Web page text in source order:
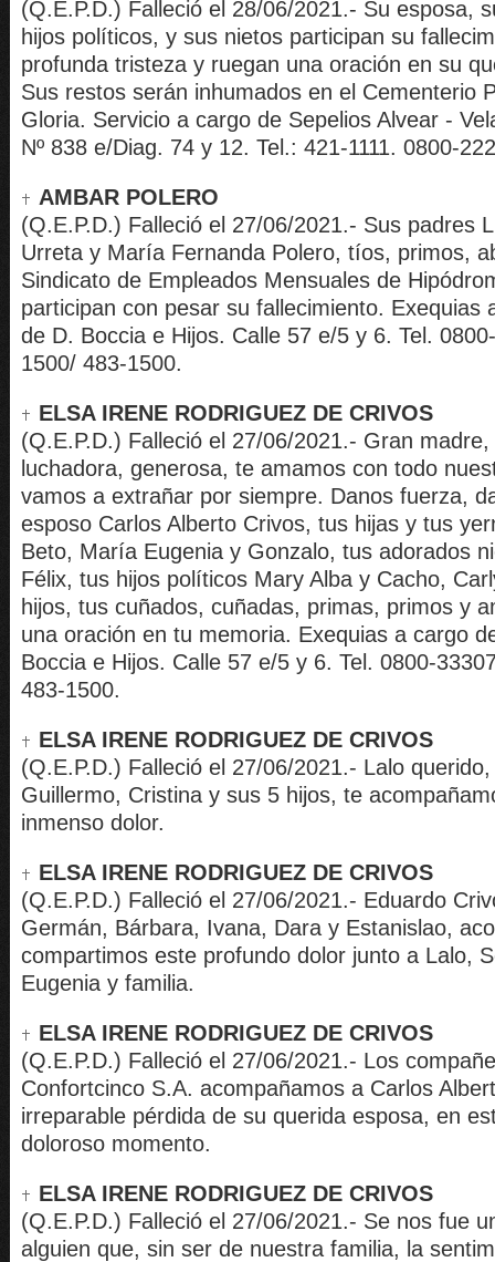
(Q.E.P.D.) Falleció el 28/06/2021.- Su esposa,
hijos políticos, y sus nietos participan su
profunda tristeza y ruegan una oración en su
Sus restos serán inhumados en el Cementerio
Gloria. Servicio a cargo de Sepelios Alvear -
Nº 838 e/Diag. 74 y 12. Tel.: 421-1111. 0800-
AMBAR POLERO
(Q.E.P.D.) Falleció el 27/06/2021.- Sus padres
Urreta y María Fernanda Polero, tíos, primos,
Sindicato de Empleados Mensuales de
participan con pesar su fallecimiento. Exequias
de D. Boccia e Hijos. Calle 57 e/5 y 6. Tel.
1500/ 483-1500.
ELSA IRENE RODRIGUEZ DE CRIVOS
(Q.E.P.D.) Falleció el 27/06/2021.- Gran
luchadora, generosa, te amamos con todo
vamos a extrañar por siempre. Danos fuerza,
esposo Carlos Alberto Crivos, tus hijas y tus
Beto, María Eugenia y Gonzalo, tus adorados
Félix, tus hijos políticos Mary Alba y Cacho,
hijos, tus cuñados, cuñadas, primas, primos y
una oración en tu memoria. Exequias a cargo
Boccia e Hijos. Calle 57 e/5 y 6. Tel. 0800-
483-1500.
ELSA IRENE RODRIGUEZ DE CRIVOS
(Q.E.P.D.) Falleció el 27/06/2021.- Lalo
Guillermo, Cristina y sus 5 hijos, te
inmenso dolor.
ELSA IRENE RODRIGUEZ DE CRIVOS
(Q.E.P.D.) Falleció el 27/06/2021.- Eduardo
Germán, Bárbara, Ivana, Dara y Estanislao,
compartimos este profundo dolor junto a Lalo,
Eugenia y familia.
ELSA IRENE RODRIGUEZ DE CRIVOS
(Q.E.P.D.) Falleció el 27/06/2021.- Los
Confortcinco S.A. acompañamos a Carlos
irreparable pérdida de su querida esposa, en
doloroso momento.
ELSA IRENE RODRIGUEZ DE CRIVOS
(Q.E.P.D.) Falleció el 27/06/2021.- Se nos fue
alguien que, sin ser de nuestra familia, la